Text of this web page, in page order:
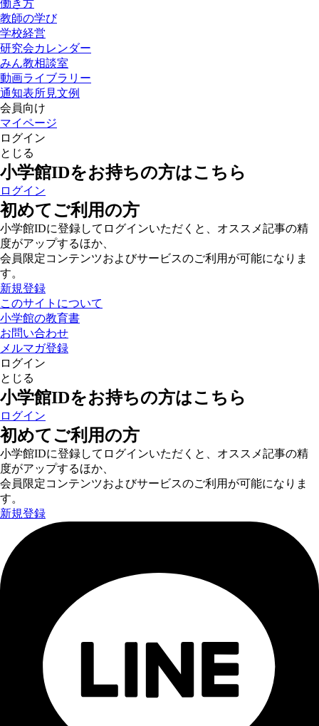
働き方
教師の学び
学校経営
研究会カレンダー
みん教相談室
動画ライブラリー
通知表所見文例
会員向け
マイページ
ログイン
とじる
小学館IDをお持ちの方はこちら
ログイン
初めてご利用の方
小学館IDに登録してログインいただくと、オススメ記事の精
度がアップするほか、
会員限定コンテンツおよびサービスのご利用が可能になりま
す。
新規登録
このサイトについて
小学館の教育書
お問い合わせ
メルマガ登録
ログイン
とじる
小学館IDをお持ちの方はこちら
ログイン
初めてご利用の方
小学館IDに登録してログインいただくと、オススメ記事の精
度がアップするほか、
会員限定コンテンツおよびサービスのご利用が可能になりま
す。
新規登録